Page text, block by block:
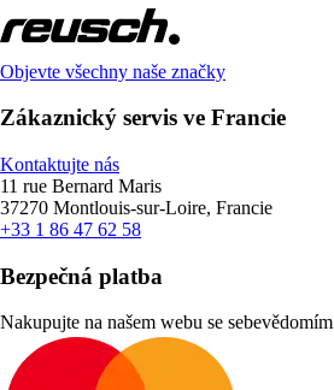
Objevte všechny naše značky
Zákaznický servis ve Francie
Kontaktujte nás
11 rue Bernard Maris
37270 Montlouis-sur-Loire, Francie
+33 1 86 47 62 58
Bezpečná platba
Nakupujte na našem webu se sebevědomím